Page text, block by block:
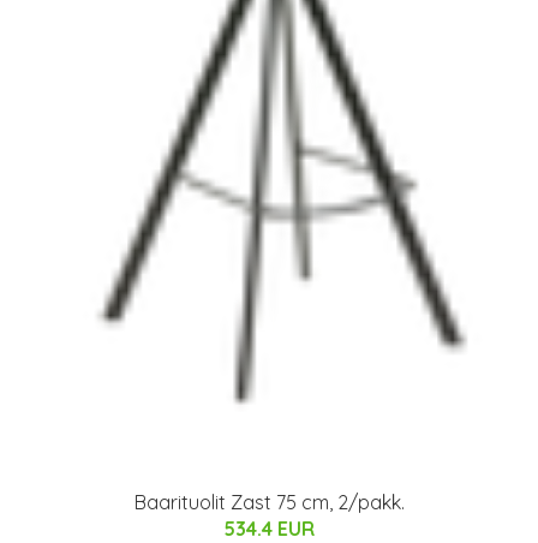
Baarituolit Zast 75 cm, 2/pakk.
534.4 EUR